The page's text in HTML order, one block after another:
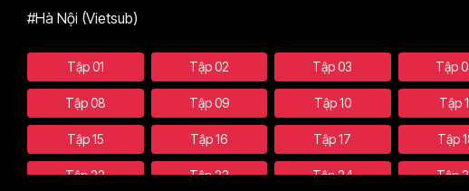
#Hà Nội (Vietsub)
Tập 01 Tập 02 Tập 03 Tập
Tập 08 Tập 09 Tập 10 Tập
Tập 15 Tập 16 Tập 17 Tập
Tập 22 Tập 23 Tập 24 Tập